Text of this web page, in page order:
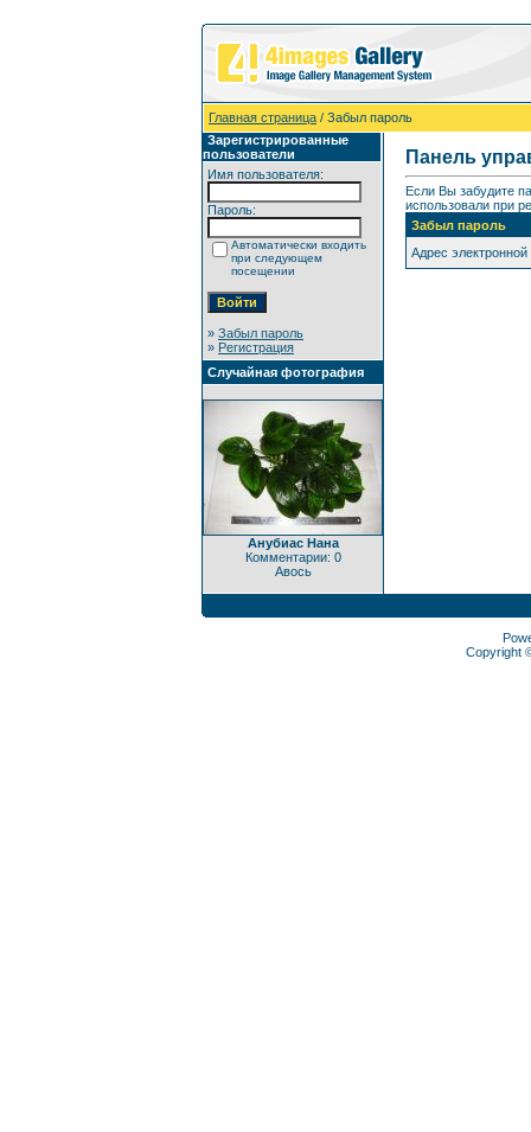
Главная страница / Забыл пароль
Зарегистрированные
пользователи
Имя пользователя:
Пароль:
Автоматически входить
при следующем
посещении
» Забыл пароль
» Регистрация
Случайная фотография
Анубиас Нана
Комментарии: 0
Авось
Панель
Если Вы забудите
использовали при
Забыл пароль
Адрес
Copyright